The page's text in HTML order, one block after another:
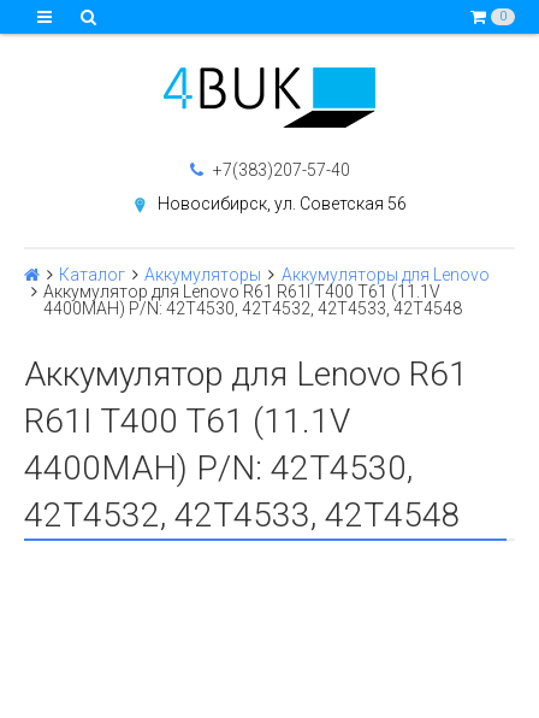
0
+7(383)207-57-40
Новосибирск, ул. Советская 56
Каталог Аккумуляторы
Аккумуляторы для Lenovo
Аккумулятор для Lenovo R61 R61I T400 T61 (11.1V
4400MAH) P/N: 42T4530, 42T4532, 42T4533, 42T4548
Аккумулятор для Lenovo R61
R61I T400 T61 (11.1V
4400MAH) P/N: 42T4530,
42T4532, 42T4533, 42T4548